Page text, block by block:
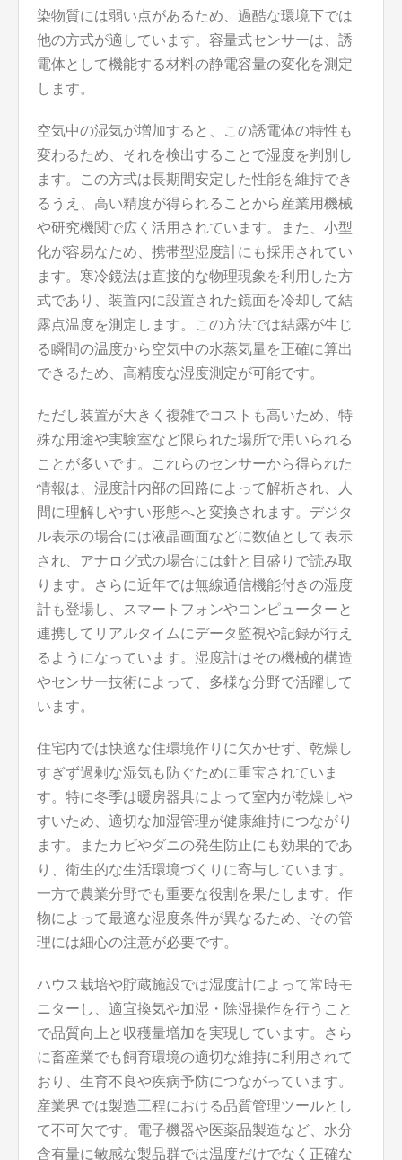
染物質には弱い点があるため、過酷な環境下では
他の方式が適しています。容量式センサーは、誘
電体として機能する材料の静電容量の変化を測定
します。
空気中の湿気が増加すると、この誘電体の特性も
変わるため、それを検出することで湿度を判別し
ます。この方式は長期間安定した性能を維持でき
るうえ、高い精度が得られることから産業用機械
や研究機関で広く活用されています。また、小型
化が容易なため、携帯型湿度計にも採用されてい
ます。寒冷鏡法は直接的な物理現象を利用した方
式であり、装置内に設置された鏡面を冷却して結
露点温度を測定します。この方法では結露が生じ
る瞬間の温度から空気中の水蒸気量を正確に算出
できるため、高精度な湿度測定が可能です。
ただし装置が大きく複雑でコストも高いため、特
殊な用途や実験室など限られた場所で用いられる
ことが多いです。これらのセンサーから得られた
情報は、湿度計内部の回路によって解析され、人
間に理解しやすい形態へと変換されます。デジタ
ル表示の場合には液晶画面などに数値として表示
され、アナログ式の場合には針と目盛りで読み取
ります。さらに近年では無線通信機能付きの湿度
計も登場し、スマートフォンやコンピューターと
連携してリアルタイムにデータ監視や記録が行え
るようになっています。湿度計はその機械的構造
やセンサー技術によって、多様な分野で活躍して
います。
住宅内では快適な住環境作りに欠かせず、乾燥し
すぎず過剰な湿気も防ぐために重宝されていま
す。特に冬季は暖房器具によって室内が乾燥しや
すいため、適切な加湿管理が健康維持につながり
ます。またカビやダニの発生防止にも効果的であ
り、衛生的な生活環境づくりに寄与しています。
一方で農業分野でも重要な役割を果たします。作
物によって最適な湿度条件が異なるため、その管
理には細心の注意が必要です。
ハウス栽培や貯蔵施設では湿度計によって常時モ
ニターし、適宜換気や加湿・除湿操作を行うこと
で品質向上と収穫量増加を実現しています。さら
に畜産業でも飼育環境の適切な維持に利用されて
おり、生育不良や疾病予防につながっています。
産業界では製造工程における品質管理ツールとし
て不可欠です。電子機器や医薬品製造など、水分
含有量に敏感な製品群では温度だけでなく正確な